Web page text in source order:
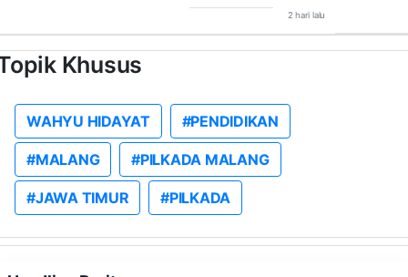
2 hari lalu
Khusus
WAHYU HIDAYAT #PENDIDIKAN
#MALANG #PILKADA MALANG
#JAWA TIMUR #PILKADA